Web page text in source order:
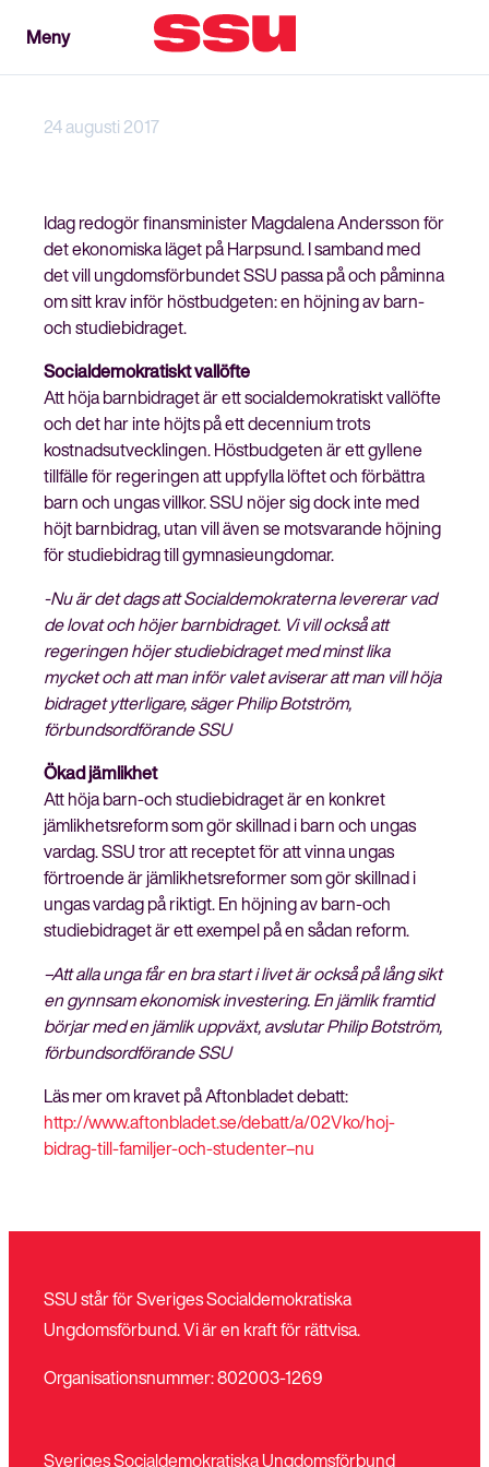
Stäng
Bli medlem
MenyMeny
24 augusti 2017
Idag redogör finansminister Magdalena Andersson för
det ekonomiska läget på Harpsund. I samband med
det vill ungdomsförbundet SSU passa på och påminna
om sitt krav inför höstbudgeten: en höjning av barn-
och studiebidraget.
Socialdemokratiskt vallöfte
Att höja barnbidraget är ett socialdemokratiskt vallöfte
och det har inte höjts på ett decennium trots
kostnadsutvecklingen. Höstbudgeten är ett gyllene
tillfälle för regeringen att uppfylla löftet och förbättra
barn och ungas villkor. SSU nöjer sig dock inte med
höjt barnbidrag, utan vill även se motsvarande höjning
för studiebidrag till gymnasieungdomar.
-Nu är det dags att Socialdemokraterna levererar vad
de lovat och höjer barnbidraget. Vi vill också att
regeringen höjer studiebidraget med minst lika
mycket och att man inför valet aviserar att man vill höja
bidraget ytterligare, säger Philip Botström,
förbundsordförande SSU
Ökad jämlikhet
Att höja barn-och studiebidraget är en konkret
jämlikhetsreform som gör skillnad i barn och ungas
vardag. SSU tror att receptet för att vinna ungas
förtroende är jämlikhetsreformer som gör skillnad i
ungas vardag på riktigt. En höjning av barn-och
studiebidraget är ett exempel på en sådan reform.
–Att alla unga får en bra start i livet är också på lång sikt
en gynnsam ekonomisk investering. En jämlik framtid
börjar med en jämlik uppväxt, avslutar Philip Botström,
förbundsordförande SSU
Läs mer om kravet på Aftonbladet debatt:
http://www.aftonbladet.se/debatt/a/02Vko/hoj-
bidrag-till-familjer-och-studenter–nu
SSU står för Sveriges Socialdemokratiska
Ungdomsförbund. Vi är en kraft för rättvisa.
Organisationsnummer: 802003-1269
Sveriges Socialdemokratiska Ungdomsförbund